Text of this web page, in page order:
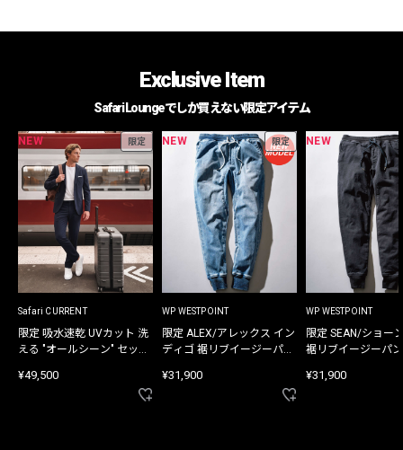
Exclusive Item
Safari Loungeでしか買えない限定アイテム
NEW 限定
Safari CURRENT
限定 吸水速乾 UVカット 洗
える "オールシーン" セット
¥49,500
NEW 限定
WP WESTPOINT
限定 ALEX/アレックス イン
ディゴ 裾リブイージーパン
¥31,900
NEW
WP WESTPOINT
限定 SEAN/ショー
裾リブイージーパ
¥31,900